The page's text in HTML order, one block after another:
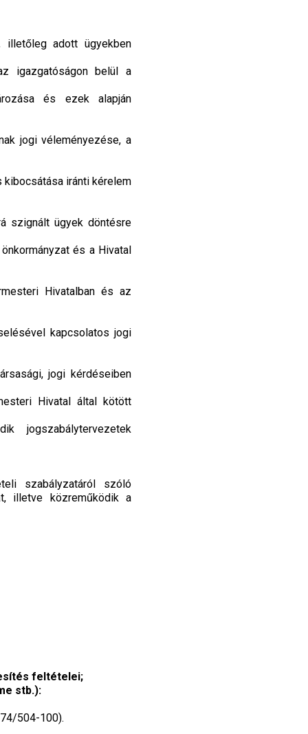
adott ügyekben
igazgatóságon belül a
és ezek alapján
jogi véleményezése, a
iránti kérelem
szignált ügyek döntésre
és a Hivatal
Hivatalban és az
kapcsolatos jogi
jogi kérdéseiben
Hivatal által kötött
jogszabálytervezetek
szabályzatáról szóló
illetve közreműködik a
feltételei;
stb.):
504-100).